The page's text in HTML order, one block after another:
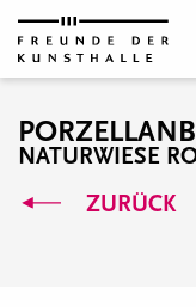
NATURWIESE
ZURÜCK